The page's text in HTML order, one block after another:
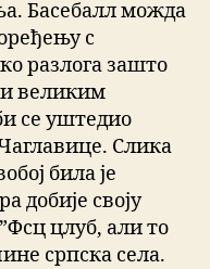
Басебалл можда
с
разлога зашто
великим
се уштедио
Слика
била је
добије своју
цлуб, али то
српска села.